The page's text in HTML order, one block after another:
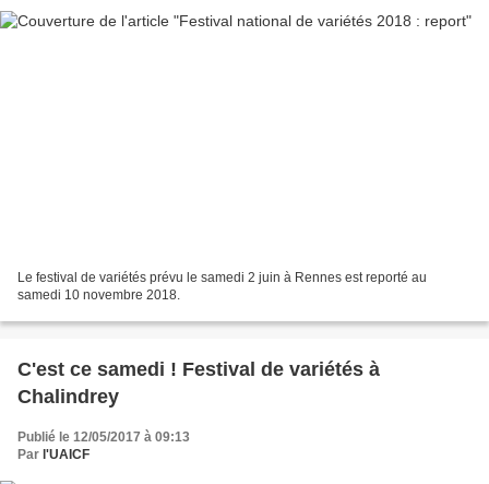
Le festival de variétés prévu le samedi 2 juin à Rennes est reporté au
samedi 10 novembre 2018.
C'est ce samedi ! Festival de variétés à
Chalindrey
Publié le 12/05/2017 à 09:13
Par l'UAICF